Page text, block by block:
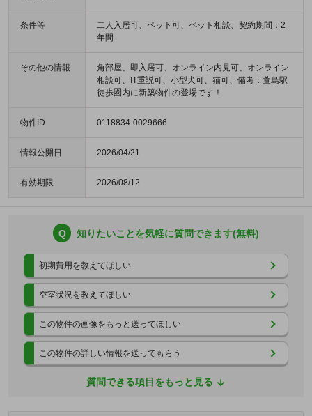
条件等
二人入居可、ペット可、ペット相談、契約期間：2
年間
その他の情報
角部屋、即入居可、オンライン内見可、オンライン
相談可、IT重説可、小型犬可、猫可、備考：萱島駅
徒歩圏内に新築物件の登場です！
物件ID 0118834-0029666
情報公開日 2026/04/21
有効期限 2026/08/12
Q 知りたいことを気軽に質問できます(無料)
初期費用を教えてほしい
空室状況を教えてほしい
この物件の画像をもっと送ってほしい
この物件の詳しい情報を送ってもらう
質問できる項目をもっと見る